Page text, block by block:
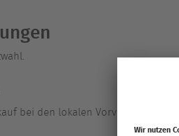
bei den lokalen